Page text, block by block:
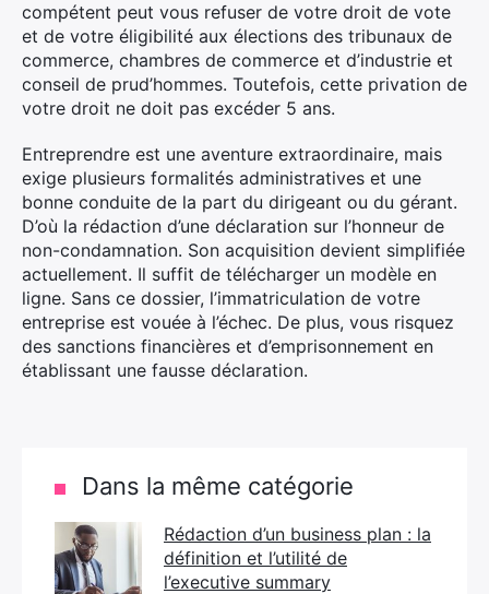
compétent peut vous refuser de votre droit de vote
et de votre éligibilité aux élections des tribunaux de
commerce, chambres de commerce et d’industrie et
conseil de prud’hommes. Toutefois, cette privation de
votre droit ne doit pas excéder 5 ans.
Entreprendre est une aventure extraordinaire, mais
exige plusieurs formalités administratives et une
bonne conduite de la part du dirigeant ou du gérant.
D’où la rédaction d’une déclaration sur l’honneur de
non-condamnation. Son acquisition devient simplifiée
actuellement. Il suffit de télécharger un modèle en
ligne. Sans ce dossier, l’immatriculation de votre
entreprise est vouée à l’échec. De plus, vous risquez
des sanctions financières et d’emprisonnement en
établissant une fausse déclaration.
Dans la même catégorie
Rédaction d’un business plan : la
définition et l’utilité de
l’executive summary